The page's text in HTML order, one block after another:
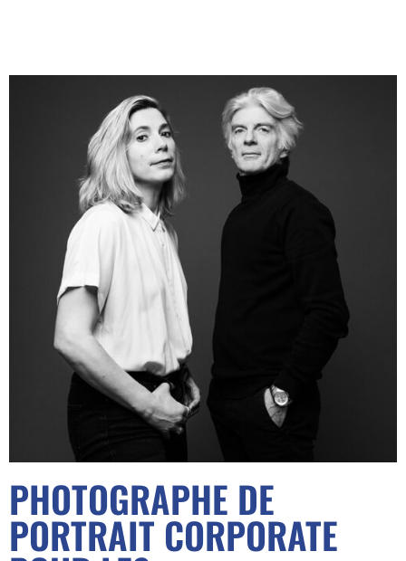
PHOTOGRAPHE DE
PORTRAIT CORPORATE